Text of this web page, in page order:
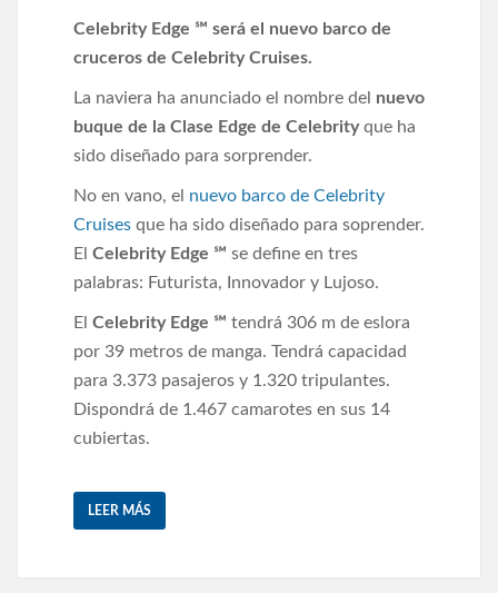
Celebrity Edge ℠ será el nuevo barco de
cruceros de Celebrity Cruises.
La naviera ha anunciado el nombre del nuevo
buque de la Clase Edge de Celebrityque ha
sido diseñado para sorprender.
No en vano, el nuevo barco de Celebrity
Cruises que ha sido diseñado para soprender.
El Celebrity Edge ℠ se define en tres
palabras: Futurista, Innovador y Lujoso.
El Celebrity Edge ℠ tendrá 306 m de eslora
por 39 metros de manga. Tendrá capacidad
para 3.373 pasajeros y 1.320 tripulantes.
Dispondrá de 1.467 camarotes en sus 14
cubiertas.
LEER MÁS